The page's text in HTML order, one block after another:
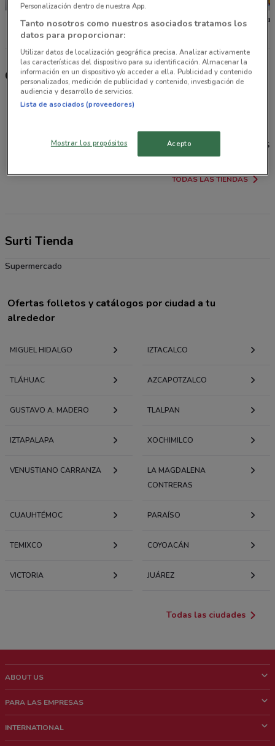
La Comer Fresko
Otras tiendas seleccionadas para ti
La Comer Fresko Tiendas Neto
TODAS LAS TIENDAS
Surti Tienda
Supermercado
Ofertas folletos y catálogos por ciudad a tu
alrededor
MIGUEL HIDALGO IZTACALCO
TLÁHUAC AZCAPOTZALCO
GUSTAVO A. MADERO TLALPAN
IZTAPALAPA XOCHIMILCO
VENUSTIANO CARRANZA
LA MAGDALENA
CONTRERAS
CUAUHTÉMOC PARAÍSO
TEMIXCO COYOACÁN
VICTORIA JUÁREZ
Todas las ciudades
ABOUT US
¿Quiénes Somos?
PARA LAS EMPRESAS
Contacto comercial
INTERNATIONAL
Personalización dentro de nuestra App.
Tanto nosotros como nuestros asociados tratamos los
datos para proporcionar:
Utilizar datos de localización geográfica precisa. Analizar activamente
las características del dispositivo para su identificación. Almacenar la
información en un dispositivo y/o acceder a ella. Publicidad y contenido
personalizados, medición de publicidad y contenido, investigación de
audiencia y desarrollo de servicios.
Lista de asociados (proveedores)
Mostrar los propósitos Acepto